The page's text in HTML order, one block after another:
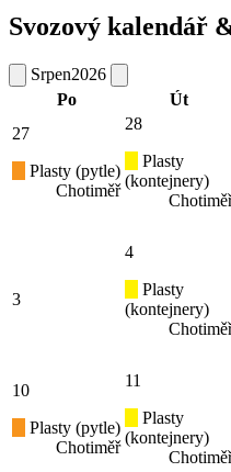
Svozový kalendář
Srpen2026
Po
Út
27
Plasty (pytle)
Chotiměř
28
Plasty
(kontejnery)
3
4
Plasty
(kontejnery)
10
Plasty (pytle)
Chotiměř
11
Plasty
(kontejnery)